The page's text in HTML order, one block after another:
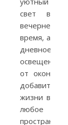
свет в
вечернее
время, а
дневное
освещение
от окон
добавит
жизни в
любое
пространство.